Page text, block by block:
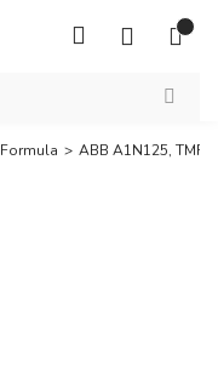
Formula ABB A1N125, TMF,